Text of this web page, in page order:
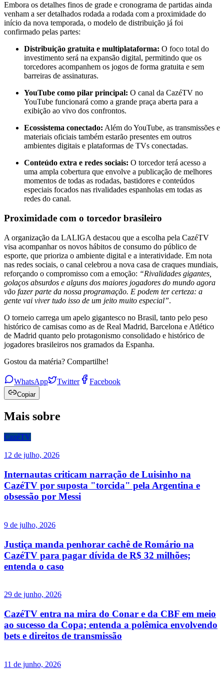
Embora os detalhes finos de grade e cronograma de partidas ainda
venham a ser detalhados rodada a rodada com a proximidade do
início da nova temporada, o modelo de distribuição já foi
confirmado pelas partes:
Distribuição gratuita e multiplataforma: O foco total do
investimento será na expansão digital, permitindo que os
torcedores acompanhem os jogos de forma gratuita e sem
barreiras de assinaturas.
YouTube como pilar principal: O canal da CazéTV no
YouTube funcionará como a grande praça aberta para a
exibição ao vivo dos confrontos.
Ecossistema conectado: Além do YouTube, as transmissões e
materiais oficiais também estarão presentes em outros
ambientes digitais e plataformas de TVs conectadas.
Conteúdo extra e redes sociais: O torcedor terá acesso a
uma ampla cobertura que envolve a publicação de melhores
momentos de todas as rodadas, bastidores e conteúdos
especiais focados nas rivalidades espanholas em todas as
redes do canal.
Proximidade com o torcedor brasileiro
A organização da LALIGA destacou que a escolha pela CazéTV
visa acompanhar os novos hábitos de consumo do público de
esporte, que prioriza o ambiente digital e a interatividade. Em nota
nas redes sociais, o canal celebrou a nova casa de craques mundiais,
reforçando o compromisso com a emoção: “Rivalidades gigantes,
golaços absurdos e alguns dos maiores jogadores do mundo agora
vão fazer parte da nossa programação. E podem ter certeza: a
gente vai viver tudo isso de um jeito muito especial”.
O torneio carrega um apelo gigantesco no Brasil, tanto pelo peso
histórico de camisas como as de Real Madrid, Barcelona e Atlético
de Madrid quanto pelo protagonismo consolidado e histórico de
jogadores brasileiros nos gramados da Espanha.
Gostou da matéria? Compartilhe!
WhatsApp Twitter Facebook
Copiar
Mais sobre
CazéTV
12 de julho, 2026
Internautas criticam narração de Luisinho na
CazéTV por suposta "torcida" pela Argentina e
obsessão por Messi
9 de julho, 2026
Justiça manda penhorar cachê de Romário na
CazéTV para pagar dívida de R$ 32 milhões;
entenda o caso
29 de junho, 2026
CazéTV entra na mira do Conar e da CBF em meio
ao sucesso da Copa; entenda a polêmica envolvendo
bets e direitos de transmissão
11 de junho, 2026